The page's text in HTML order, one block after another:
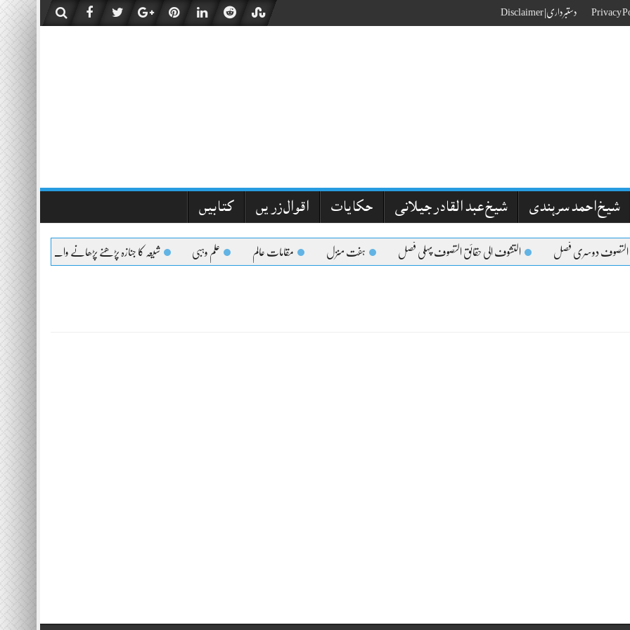
دستبرداری| Disclaimer
شیخ احمد سرہندی شیخ عبد القادر جیلانی حکایات اقوال زریں کتابیں
التصوف دوسری فصل التشوف الی حقائق التصوف پہلی فصل ہفت منزل مقامات عالم علم وہبی شیعہ کا جنازہ پڑھنے پڑھانے والےکیلئے اعلیٰحضرت